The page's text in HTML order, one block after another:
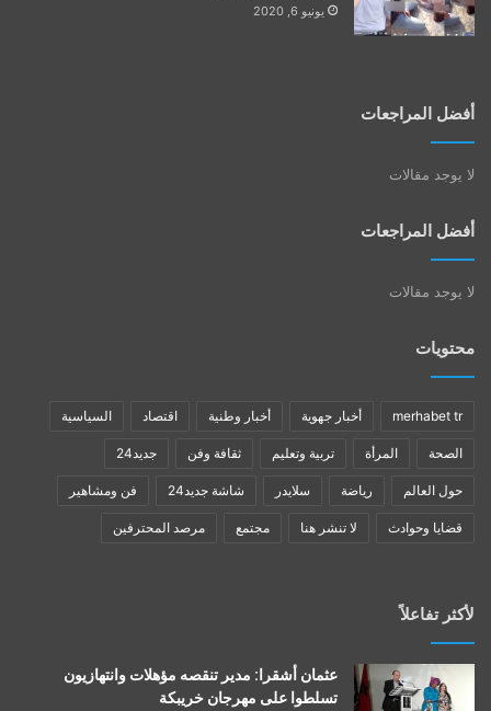
يونيو 6, 2020
أفضل المراجعات
لا يوجد مقالات
أفضل المراجعات
لا يوجد مقالات
محتويات
merhabet tr أخبار جهوية أخبار وطنية اقتصاد السياسية
الصحة المرأة تربية وتعليم ثقافة وفن جديد24
حول العالم رياضة سلايدر شاشة جديد24 فن ومشاهير
قضايا وحوادث لا تنشر هنا مجتمع مرصد المحترفين
لأكثر تفاعلاً
عثمان أشقرا: مدير تنقصه مؤهلات وانتهازيون
تسلطوا على مهرجان خريبكة